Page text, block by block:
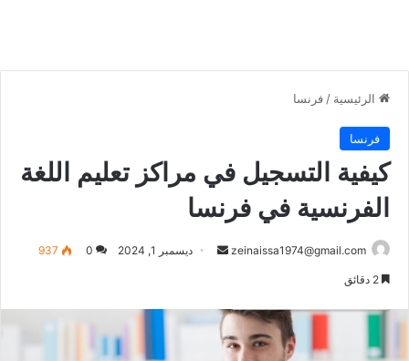
الرئيسية / فرنسا
فرنسا
كيفية التسجيل في مراكز تعليم اللغة
الفرنسية في فرنسا
zeinaissa1974@gmail.com
أرسل ديسمبر 1, 2024 0
937